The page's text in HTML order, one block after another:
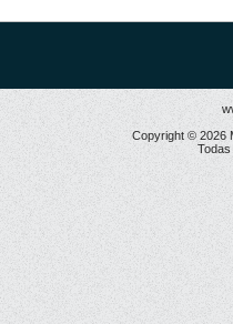
Copyright © 2026